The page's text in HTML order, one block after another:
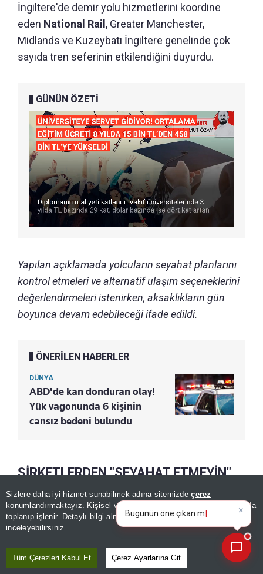
Sizlere daha iyi hizmet sunabilmek adına sitemizdeçerez
konumlandırmaktayız. Kişisel verileriniz, KVKK ve GDPR kapsamında
toplanıp işlenir. Detaylı bilgi almak içinAydınlatma Metnimizi
inceleyebilirsiniz.
Tüm Çerezleri Kabul Et Çerez Ayarlarına Git
İngiltere'de demir yolu hizmetlerini koordine
eden National Rail, Greater Manchester,
Midlands ve Kuzeybatı İngiltere genelinde çok
sayıda tren seferinin etkilendiğini duyurdu.
GÜNÜN ÖZETİ
Yapılan açıklamada yolcuların seyahat planlarını
kontrol etmeleri ve alternatif ulaşım seçeneklerini
değerlendirmeleri istenirken, aksaklıkların gün
boyunca devam edebileceği ifade edildi.
ÖNERİLEN HABERLER
DÜNYA
ABD'de kan donduran olay!
Yük vagonunda 6 kişinin
cansız bedeni bulundu
ŞİRKETLERDEN "SEYAHAT ETMEYİN"
UYARISI
Arızadan etkilenen tren işletmelerinden biri,
yapılamadığını belirterek yolculara"seyahat
×
Bugünün öne çıkan manşetleri
ve gelişmeleri neler?|